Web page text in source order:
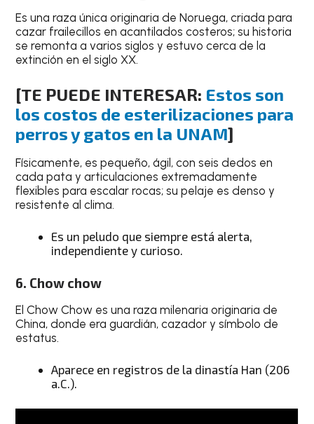
Es una raza única originaria de Noruega, criada para
cazar frailecillos en acantilados costeros; su historia
se remonta a varios siglos y estuvo cerca de la
extinción en el siglo XX.
[TE PUEDE INTERESAR: Estos son
los costos de esterilizaciones para
perros y gatos en la UNAM]
Físicamente, es pequeño, ágil, con seis dedos en
cada pata y articulaciones extremadamente
flexibles para escalar rocas; su pelaje es denso y
resistente al clima.
Es un peludo que siempre está alerta,
independiente y curioso.
6. Chow chow
El Chow Chow es una raza milenaria originaria de
China, donde era guardián, cazador y símbolo de
estatus.
Aparece en registros de la dinastía Han (206
a.C.).